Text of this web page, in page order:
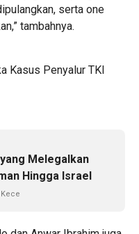
serta one
tambahnya.
Kasus Penyalur TKI
Melegalkan
Hingga Israel